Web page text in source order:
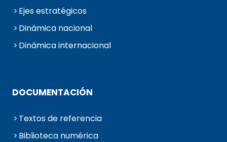
Ejes estratégicos
Dinámica nacional
Dinámica internacional
DOCUMENTACIÓN
Textos de referencia
Biblioteca numérica